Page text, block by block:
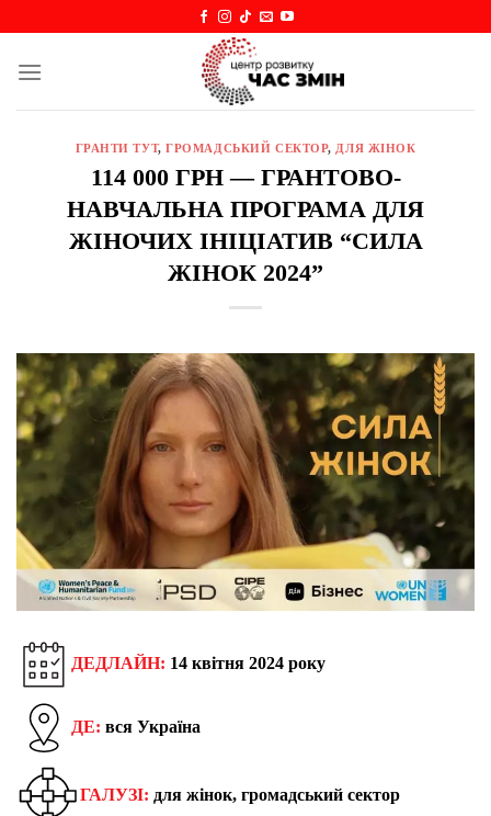
content
ГРАНТИ ТУТ,ГРОМАДСЬКИЙ СЕКТОР, ДЛЯ ЖІНОК
114 000 ГРН — ГРАНТОВО-
НАВЧАЛЬНА ПРОГРАМА ДЛЯ
ЖІНОЧИХ ІНІЦІАТИВ “СИЛА
ЖІНОК 2024”
ДЕДЛАЙН: 14 квітня 2024 року
ДЕ: вся Україна
ГАЛУЗІ: для жінок, громадський сектор